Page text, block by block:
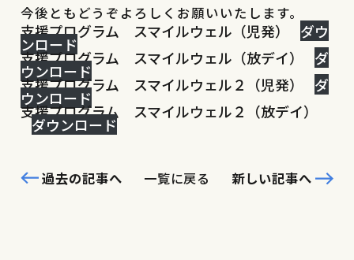
今後ともどうぞよろしくお願いいたします。
支援プログラム スマイルウェル（児発） ダウ
ンロード
支援プログラム スマイルウェル（放デイ） ダ
ウンロード
支援プログラム スマイルウェル２（児発） ダ
ウンロード
支援プログラム スマイルウェル２（放デイ）
ダウンロード
新しい記事へ
一覧に戻る
過去の記事へ